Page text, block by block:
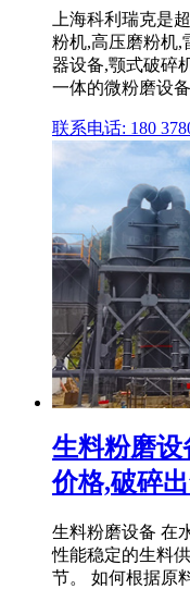
上海科利瑞克是
粉机,高压磨粉机,
器设备,颚式破碎
一体的微粉磨设
联系电话: 180
生料粉磨设
价格,破碎
生料粉磨设备 在
性能稳定的生料
节。 如何根据原